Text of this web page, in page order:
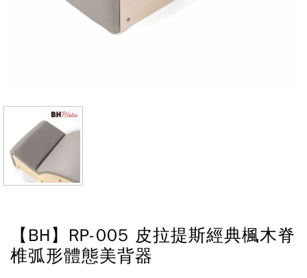
【BH】RP-005 皮拉提斯經典楓木脊
椎弧形體態美背器